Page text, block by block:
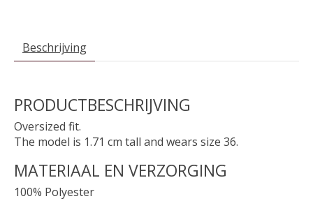
Beschrijving
PRODUCTBESCHRIJVING
Oversized fit.
The model is 1.71 cm tall and wears size 36.
MATERIAAL EN VERZORGING
100% Polyester